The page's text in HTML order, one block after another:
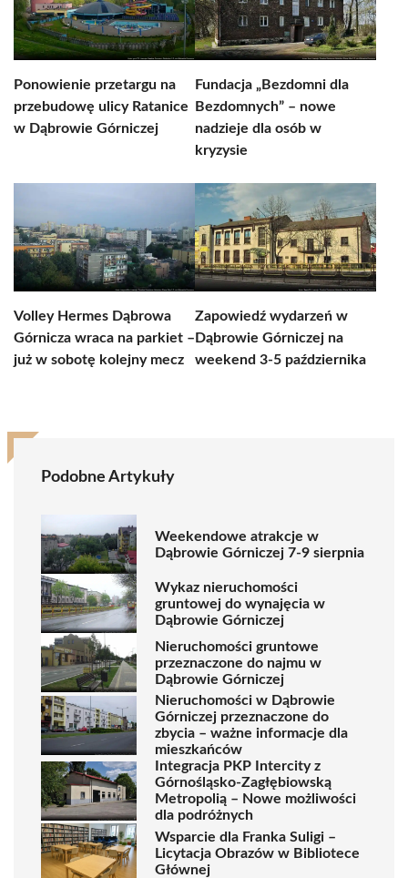
Ponowienie przetargu na
przebudowę ulicy Ratanice
w Dąbrowie Górniczej
Fundacja „Bezdomni dla
Bezdomnych” – nowe
nadzieje dla osób w
kryzysie
Volley Hermes Dąbrowa
Górnicza wraca na parkiet –
już w sobotę kolejny mecz
Zapowiedź wydarzeń w
Dąbrowie Górniczej na
weekend 3-5 października
Podobne Artykuły
Weekendowe atrakcje w
Dąbrowie Górniczej 7-9 sierpnia
Wykaz nieruchomości
gruntowej do wynajęcia w
Dąbrowie Górniczej
Nieruchomości gruntowe
przeznaczone do najmu w
Dąbrowie Górniczej
Nieruchomości w Dąbrowie
Górniczej przeznaczone do
zbycia – ważne informacje dla
mieszkańców
Integracja PKP Intercity z
Górnośląsko-Zagłębiowską
Metropolią – Nowe możliwości
dla podróżnych
Wsparcie dla Franka Suligi –
Licytacja Obrazów w Bibliotece
Głównej